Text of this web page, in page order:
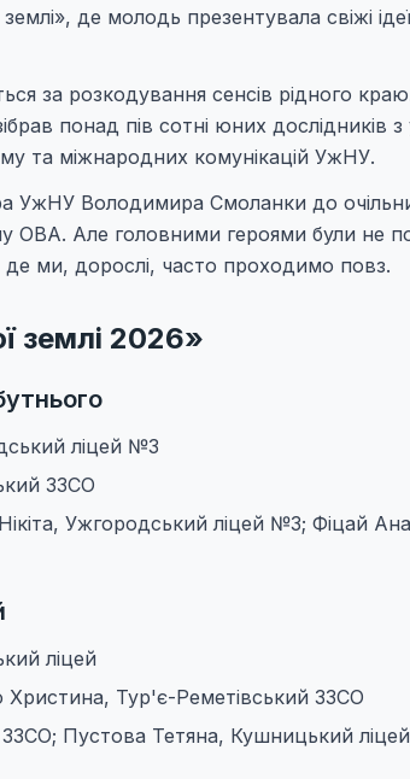
де молодь презентувала свіжі
за розкодування сенсів рідного
понад пів сотні юних дослідників з
та міжнародних комунікацій УжНУ.
УжНУ Володимира Смоланки до
ОВА. Але головними героями були не
де ми, дорослі, часто проходимо повз.
землі 2026»
ліцей №3
ЗЗСО
Ужгородський ліцей №3; Фіцай
ліцей
Тур'є-Реметівський ЗЗСО
ЗЗСО; Пустова Тетяна, Кушницький